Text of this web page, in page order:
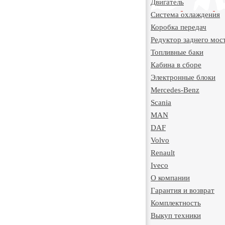
Двигатель
Система охлаждения
Коробка передач
Редуктор заднего
Топливные баки
Кабина в сборе
Электронные блоки
Mercedes-Benz
Scania
MAN
DAF
Volvo
Renault
Iveco
О компании
Гарантия и возврат
Комплектность
Выкуп техники